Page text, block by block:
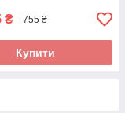
₴ 755 ₴
Купити